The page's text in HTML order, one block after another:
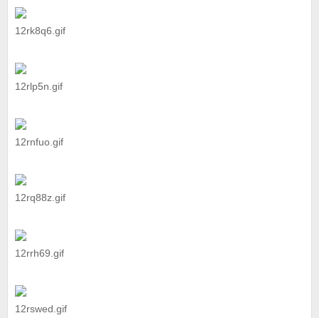
12rk8q6.gif
12rlp5n.gif
12rnfuo.gif
12rq88z.gif
12rrh69.gif
12rswed.gif